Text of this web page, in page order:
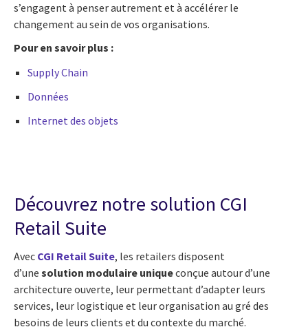
s’engagent à penser autrement et à accélérer le
changement au sein de vos organisations.
Pour en savoir plus :
Supply Chain
Données
Internet des objets
Découvrez notre solution CGI
Retail Suite
Avec CGI Retail Suite, les retailers disposent
d’une solution modulaire uniqueconçue autour d’une
architecture ouverte, leur permettant d’adapter leurs
services, leur logistique et leur organisation au gré des
besoins de leurs clients et du contexte du marché.